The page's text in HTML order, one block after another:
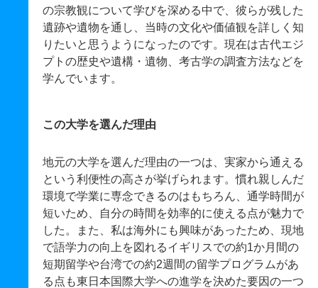
の宗教観について学びを深める中で、彼らが残した
遺跡や遺物を通し、当時の文化や価値観を詳しく知
りたいと思うようになったのです。現在は古代エジ
プトの歴史や遺構・遺物、考古学の調査方法などを
学んでいます。
この大学を選んだ理由
地元の大学を選んだ理由の一つは、実家から通える
という利便性の高さが挙げられます。慣れ親しんだ
環境で学業に専念できるのはもちろん、通学時間が
短いため、自分の時間を効率的に使える点が魅力で
した。また、私は海外にも興味があったため、現地
で語学力の向上を図れるイギリスでの約1か月間の
短期留学や台湾での約2週間の留学プログラムがあ
る点も東日本国際大学への進学を決めた要因の一つ